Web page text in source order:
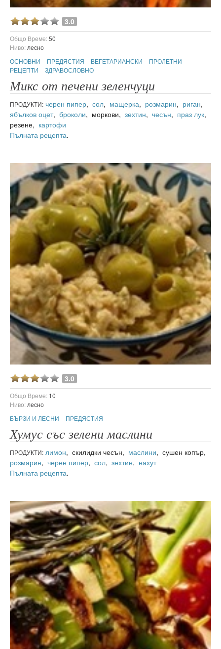
3.0
Общо Време:50
Ниво: лесно
ОСНОВНИ
ПРЕДЯСТИЯ ВЕГЕТАРИАНСКИ
ПРОЛЕТНИ
РЕЦЕПТИ
ЗДРАВОСЛОВНО
Микс от печени зеленчуци
ПРОДУКТИ: черен пипер, сол, мащерка, розмарин, риган,
ябълков оцет, броколи, моркови, зехтин, чесън, праз лук,
резене, картофи
Пълната рецепта.
3.0
Общо Време: 10
Ниво: лесно
БЪРЗИ И ЛЕСНИ
ПРЕДЯСТИЯ
Хумус със зелени маслини
ПРОДУКТИ: лимон, скилидки чесън, маслини, сушен копър,
розмарин, черен пипер, сол, зехтин, нахут
Пълната рецепта.